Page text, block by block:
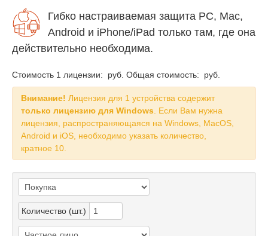
Гибко настраиваемая защита PC, Mac,
Android и iPhone/iPad только там, где она
действительно необходима.
Стоимость 1 лицензии: руб. Общая стоимость: руб.
Внимание! Лицензия для 1 устройства содержит
только лицензию для Windows . Если Вам нужна
лицензия, распространяющаяся на Windows, MacOS,
Android и iOS, необходимо указать количество,
кратное 10.
Количество (шт.)